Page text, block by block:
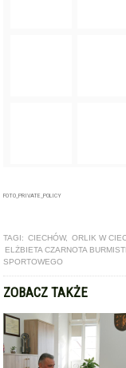
FOTO_PRIVATE_POLICY
TAGI: CIECHÓW, ORLIK W
ELŻBIETA CZARNOTA
SPORTOWEGO
ZOBACZ TAKŻE